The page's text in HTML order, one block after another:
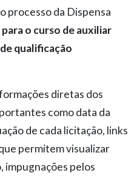
processo da Dispensa
o curso de auxiliar
qualificação
diretas dos
como data da
de cada licitação, links
permitem visualizar
impugnações pelos